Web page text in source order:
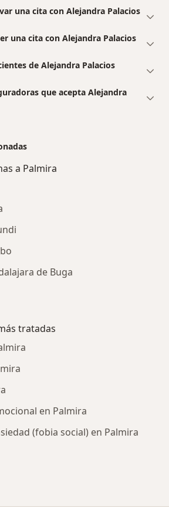
una cita con Alejandra Palacios
una cita con Alejandra Palacios
de Alejandra Palacios
que acepta Alejandra
a Palmira
de Buga
tratadas
en Palmira
(fobia social) en Palmira